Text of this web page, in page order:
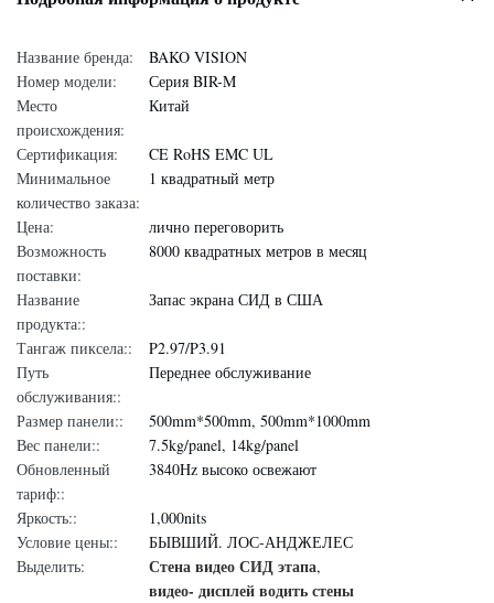
Название бренда:
BAKO VISION
Номер модели:
Серия BIR-M
Место
происхождения:
Китай
Сертификация:
CE RoHS EMC UL
Минимальное
количество заказа:
1 квадратный метр
Цена:
лично переговорить
Возможность
поставки:
8000 квадратных метров в месяц
Название
продукта::
Запас экрана СИД в США
Тангаж пиксела::
P2.97/P3.91
Путь
обслуживания::
Переднее обслуживание
Размер панели::
500mm*500mm, 500mm*1000mm
Вес панели::
7.5kg/panel, 14kg/panel
Обновленный
тариф::
3840Hz высоко освежают
Яркость::
1,000nits
Условие цены::
БЫВШИЙ. ЛОС-АНДЖЕЛЕС
Выделить:
Стена видео СИД этапа,
видео- дисплей водить стены